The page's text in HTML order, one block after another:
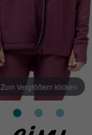
Zum Vergrößern klicken